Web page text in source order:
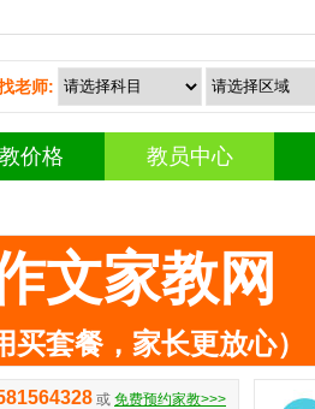
老师:
价格 教员中心
文家教网
买套餐，家长更放心）
或 免费预约家教>>>